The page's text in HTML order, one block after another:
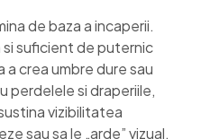
de baza a incaperii.
suficient de puternic
crea umbre dure sau
perdelele si draperiile,
vizibilitatea
sau sa le „arde” vizual.